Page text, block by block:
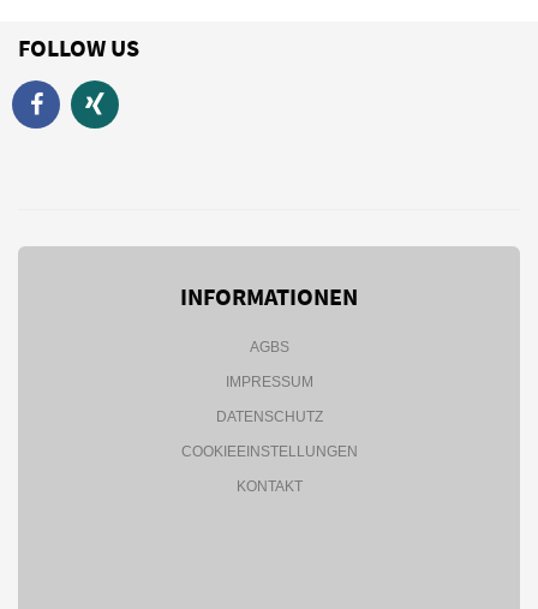
FOLLOW US
INFORMATIONEN
AGBS
IMPRESSUM
DATENSCHUTZ
COOKIEEINSTELLUNGEN
KONTAKT